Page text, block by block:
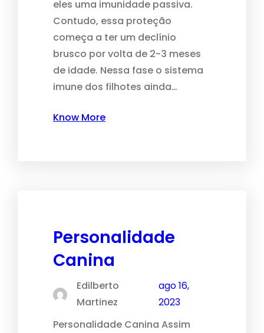
eles uma imunidade passiva.
Contudo, essa proteção
começa a ter um declínio
brusco por volta de 2-3 meses
de idade. Nessa fase o sistema
imune dos filhotes ainda…
Know More
Personalidade
Canina
Edilberto
Martinez
ago 16,
2023
Personalidade Canina Assim